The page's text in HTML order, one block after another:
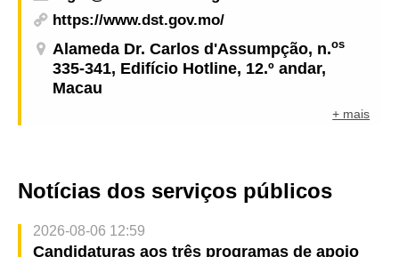
https://www.dst.gov.mo/
Alameda Dr. Carlos d'Assumpção, n.os
335-341, Edifício Hotline, 12.º andar,
Macau
+ mais
Notícias dos serviços públicos
2026-08-06 12:59
Candidaturas aos três programas de apoio